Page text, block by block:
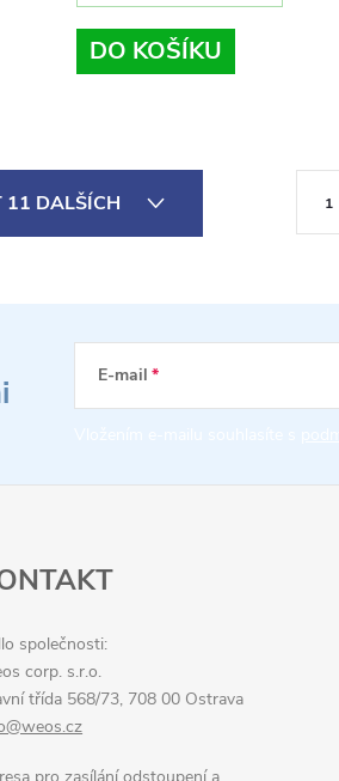
DO KOŠÍKU
11 DALŠÍCH
n
o
á
1
E-mail
společnosti:
corp. s.r.o.
třída 568/73, 708 00 Ostrava